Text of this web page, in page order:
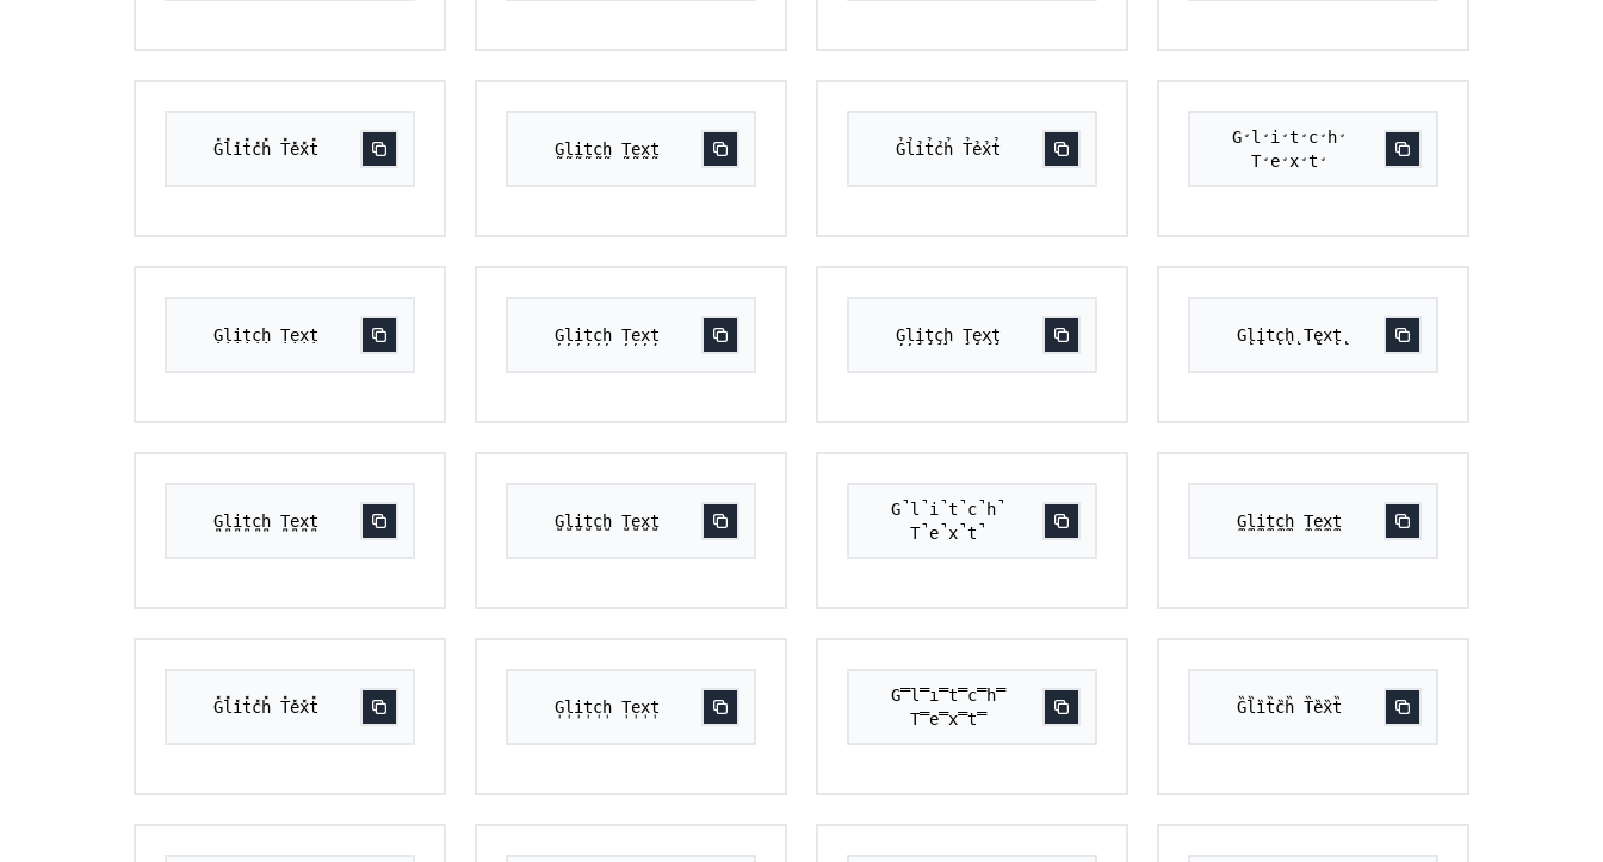
G̽l̽i̽t̽c̽h̽ T̽e̽x̽t̽ G̰l̰ḭt̰c̰h̰ T̰ḛx̰t̰ G̉l̉ỉt̉c̉h̉ T̉ẻx̉t̉
G̛l̛i̛t̛c̛h̛
T̛e̛x̛t̛
G̣ḷịṭc̣ḥ Ṭẹx̣ṭ G̦l̦i̦țc̦h̦ Țe̦x̦ț Ģļi̧ţçḩ Ţȩx̧ţ G̨l̨įt̨c̨h̨ T̨ęx̨t̨
G̪l̪i̪t̪c̪h̪ T̪e̪x̪t̪ G̺l̺i̺t̺c̺h̺ T̺e̺x̺t̺
G̚l̚i̚t̚c̚h̚
T̚e̚x̚t̚
G̼l̼i̼t̼c̼h̼ T̼e̼x̼t̼
G̽l̽i̽t̽c̽h̽ T̽e̽x̽t̽ G̩l̩i̩t̩c̩h̩ T̩e̩x̩t̩
G̿l̿i̿t̿c̿h̿
T̿e̿x̿t̿
G̏l̏ȉt̏c̏h̏ T̏ȅx̏t̏